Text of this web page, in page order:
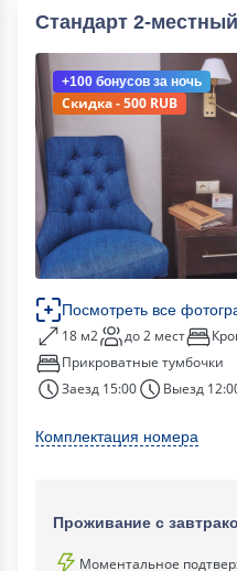
Стандарт 2-
+100 бонусов за ночь
Скидка - 500 RUB
Посмотреть все
18 м2 до 2 мест
Прикроватные тумбочки
Заезд 15:00
Выезд
Комплектация номера
Проживание с
Моментальное